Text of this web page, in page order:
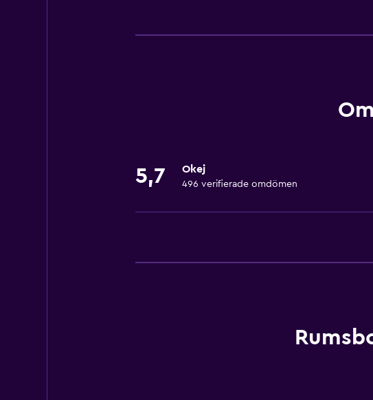
Gratis WiFi
Saker att göra
5,7 Okej
496 verifierade omdömen